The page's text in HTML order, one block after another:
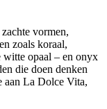
vormen,
zoals koraal,
witte opaal – en onyx
die doen denken
aan La Dolce Vita,